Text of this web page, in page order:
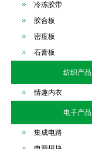
冷冻胶带
胶合板
密度板
石膏板
纺织产品
情趣内衣
电子产品
集成电路